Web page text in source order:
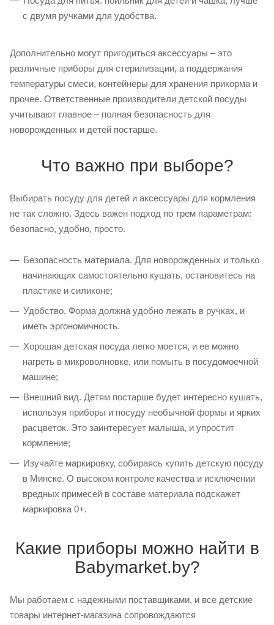
с двумя ручками для удобства.
Дополнительно могут пригодиться аксессуары – это
различные приборы для стерилизации, а поддержания
температуры смеси, контейнеры для хранения прикорма и
прочее. Ответственные производители детской посуды
учитывают главное – полная безопасность для
новорожденных и детей постарше.
Что важно при выборе?
Выбирать посуду для детей и аксессуары для кормления
не так сложно. Здесь важен подход по трем параметрам:
безопасно, удобно, просто.
Безопасность материала. Для новорожденных и только
начинающих самостоятельно кушать, остановитесь на
пластике и силиконе;
Удобство. Форма должна удобно лежать в ручках, и
иметь эргономичность.
Хорошая детская посуда легко моется, и ее можно
нагреть в микроволновке, или помыть в посудомоечной
машине;
Внешний вид. Детям постарше будет интересно кушать,
используя приборы и посуду необычной формы и ярких
расцветок. Это заинтересует малыша, и упростит
кормление;
Изучайте маркировку, собираясь купить детскую посуду
в Минске. О высоком контроле качества и исключении
вредных примесей в составе материала подскажет
маркировка 0+.
Какие приборы можно найти в
Babymarket.by?
Мы работаем с надежными поставщиками, и все детские
товары интернет-магазина сопровождаются